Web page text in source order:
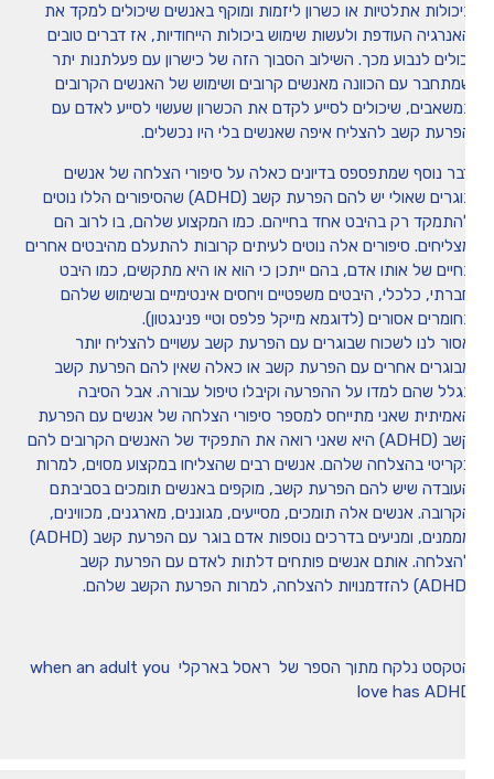
אתלטיות או כשרון ליזמות ומוקף באנשים שיכולים למקד את
העודפת ולעשות שימוש ביכולות הייחודיות, אז דברים טובים
לנבוע מכך. השילוב הסבוך הזה של כישרון עם פעלתנות יתר
עם הכוונה מאנשים קרובים ושימוש של האנשים הקרובים
שיכולים לסייע לקדם את הכשרון שעשוי לסייע לאדם עם
קשב להצליח איפה שאנשים בלי היו נכשלים.
נוסף שמתפספס בדיונים כאלה על סיפורי הצלחה של אנשים
בוגרים שאולי יש להם הפרעת קשב (ADHD) שהסיפורים הללו נוטים
רק בהיבט אחד בחייהם. כמו המקצוע שלהם, בו לרוב הם
סיפורים אלה נוטים לעיתים קרובות להתעלם מהיבטים אחרים
של אותו אדם, בהם ייתכן כי הוא או היא מתקשים, כמו היבט
כלכלי, היבטים משפטיים ויחסים אינטימיים ובשימוש שלהם
אסורים (לדוגמא מייקל פלפס וטיי פנינגטון).
לנו לשכוח שבוגרים עם הפרעת קשב עשויים להצליח יותר
אחרים עם הפרעת קשב או כאלה שאין להם הפרעת קשב
שהם למדו על ההפרעה וקיבלו טיפול עבורה. אבל הסיבה
שאני מתייחס למספר סיפורי הצלחה של אנשים עם הפרעת
קשב (ADHD) היא שאני רואה את התפקיד של האנשים הקרובים להם
בהצלחה שלהם. אנשים רבים שהצליחו במקצוע מסוים, למרות
שיש להם הפרעת קשב, מוקפים באנשים תומכים בסביבתם
אנשים אלה תומכים, מסייעים, מגוננים, מארגנים, מכווינים,
מממנים, ומניעים בדרכים נוספות אדם בוגר עם הפרעת קשב (ADHD)
אותם אנשים פותחים דלתות לאדם עם הפרעת קשב
הטקסט נלקח מתוך הספר של ראסל בארקלי when an adult you
love has